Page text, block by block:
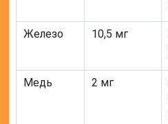
Железо 10,5 мг
Медь 2 мг